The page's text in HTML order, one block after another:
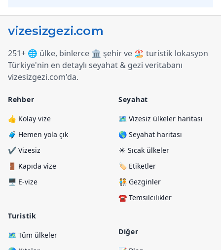
251+ 🌐 ülke, binlerce 🏛️ şehir ve 🏖️ turistik lokasyon
Türkiye'nin en detaylı seyahat & gezi veritabanı
vizesizgezi.com'da.
Rehber
👍 Kolay vize
🧳 Hemen yola çık
✔️ Vizesiz
🚪 Kapıda vize
🖥️ E-vize
Turistik
🗺️ Tüm ülkeler
Seyahat
🗺️ Vizesiz ülkeler haritası
🌎 Seyahat haritası
☀️ Sıcak ülkeler
🏷️ Etiketler
🧑‍🤝‍🧑 Gezginler
☎️ Temsilcilikler
Diğer